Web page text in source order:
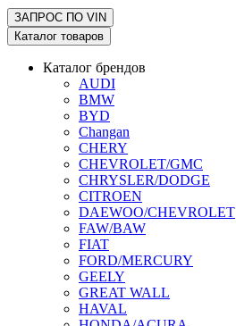
ЗАПРОС ПО VIN
Каталог товаров
Каталог брендов
AUDI
BMW
BYD
Changan
CHERY
CHEVROLET/GMC
CHRYSLER/DODGE
CITROEN
DAEWOO/CHEVROLET
FAW/BAW
FIAT
FORD/MERCURY
GEELY
GREAT WALL
HAVAL